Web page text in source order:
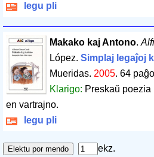
legu pli
Makako kaj Antono.
López.Simplaj legaĵoj
Mueridas. 2005.64
Klarigo: Preskaŭ
en vartrajno.
legu pli
ekz.